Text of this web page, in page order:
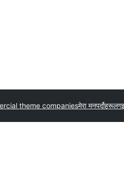
theme companiesमेरा मनपर्दोहरू